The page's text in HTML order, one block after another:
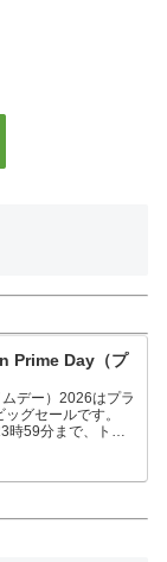
Prime Day（プ
デー）2026はプラ
グセールです。
時59分まで、トッ